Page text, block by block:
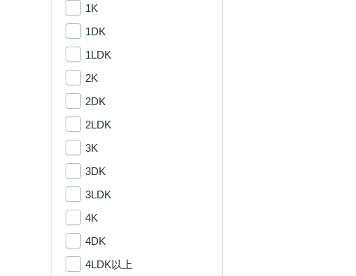
1K
1DK
1LDK
2K
2DK
2LDK
3K
3DK
3LDK
4K
4DK
4LDK以上